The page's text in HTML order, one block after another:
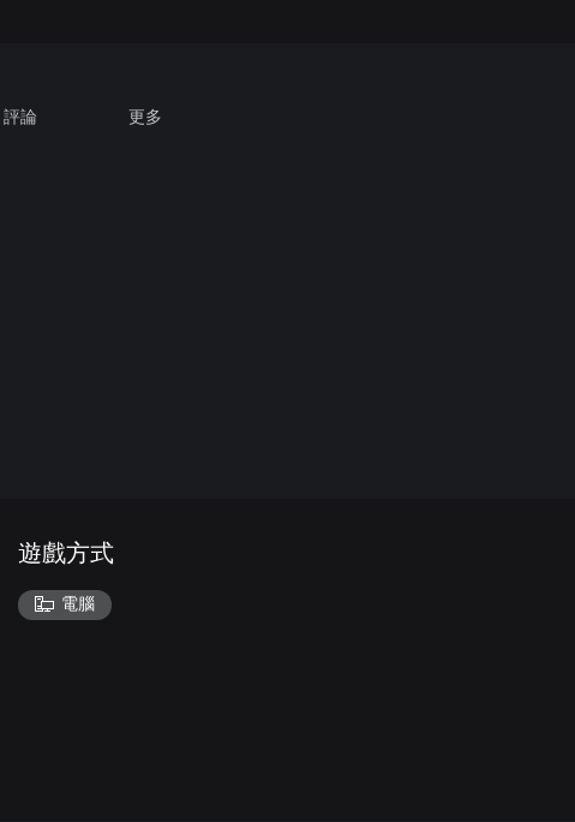
評論 更多
遊戲方式
電腦